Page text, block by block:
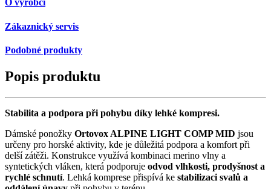
O výrobci
Zákaznický servis
Podobné produkty
Popis produktu
Stabilita a podpora při pohybu díky lehké kompresi.
Dámské ponožky Ortovox ALPINE LIGHT COMP MID jsou
určeny pro horské aktivity, kde je důležitá podpora a komfort při
delší zátěži. Konstrukce využívá kombinaci merino vlny a
syntetických vláken, která podporuje odvod vlhkosti, prodyšnost a
rychlé schnutí. Lehká komprese přispívá ke stabilizaci svalů a